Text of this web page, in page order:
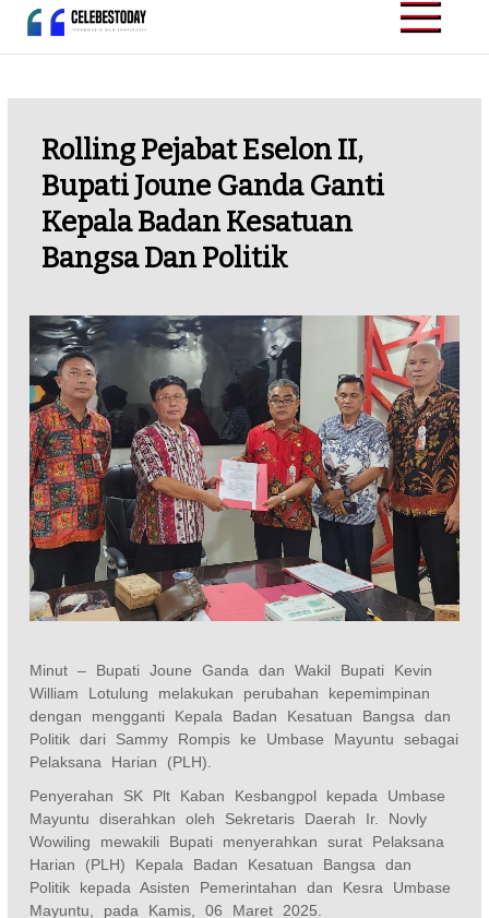
Skip
CELEBESTODAY.ID
Informatif dan
Rolling Pejabat Eselon II,
Bupati Joune Ganda Ganti
Kepala Badan Kesatuan
Bangsa Dan Politik
Minut – Bupati Joune Ganda dan Wakil Bupati Kevin
William Lotulung melakukan perubahan kepemimpinan
dengan mengganti Kepala Badan Kesatuan Bangsa dan
Politik dari Sammy Rompis ke Umbase Mayuntu sebagai
Pelaksana Harian (PLH).
Penyerahan SK Plt Kaban Kesbangpol kepada Umbase
Mayuntu diserahkan oleh Sekretaris Daerah Ir. Novly
Wowiling mewakili Bupati menyerahkan surat Pelaksana
Harian (PLH) Kepala Badan Kesatuan Bangsa dan
Politik kepada Asisten Pemerintahan dan Kesra Umbase
Mayuntu, pada Kamis, 06 Maret 2025.